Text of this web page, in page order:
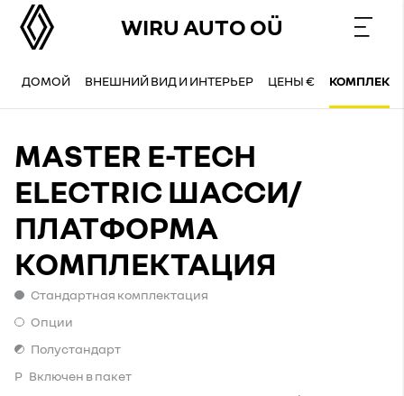
WIRU AUTO OÜ
ДОМОЙ ВНЕШНИЙ ВИД И ИНТЕРЬЕР ЦЕНЫ €
MASTER E-TECH
ELECTRIC ШАССИ/
ПЛАТФОРМА
КОМПЛЕКТАЦИЯ
Стандартная комплектация
Стандартная комплектация
Опции
Опции
Полустандарт
Полустандарт
P Включен в пакет